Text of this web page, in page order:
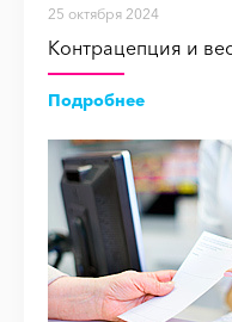
25 октября 2024
Контрацепция и
Подробнее